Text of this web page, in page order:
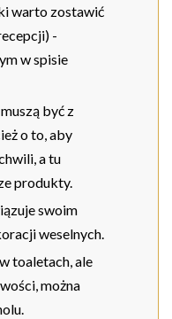
warto zostawić
-
w spisie
być z
o to, aby
a tu
produkty.
swoim
weselnych.
toaletach, ale
można